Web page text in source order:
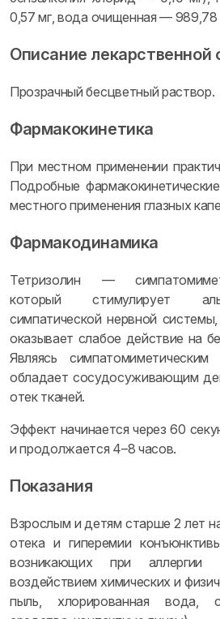
0,57 мг, вода очищенная — 989,78
Описание
Прозрачный бесцветный раствор.
Фармакокинетика
При местном применении
Подробные
местного применения глазных
Фармакодинамика
Тетризолин —
который стимулирует
симпатической нервной
оказывает слабое действие на
Являясь
обладает сосудосуживающим
отек тканей.
Эффект начинается через 60
и продолжается 4–8 часов.
Показания
Взрослым и детям старше 2 лет
отека и гиперемии
возникающих при аллергии
воздействием химических и
пыль, хлорированная вода,